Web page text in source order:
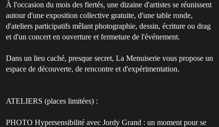
À l'occasion du mois des fiertés, une dizaine d'artistes se réunissent
autour d'une exposition collective gratuite, d'une table ronde,
d'ateliers participatifs mêlant photographie, dessin, écriture ou drag
et d'un concert en ouverture et fermeture de l'événement.
Dans un lieu caché, presque secret, La Menuiserie vous propose un
espace de découverte, de rencontre et d'expérimentation.
ATELIERS (places limitées) :
PHOTO Hypersensibilité avec Jordy Grand : un moment pour se